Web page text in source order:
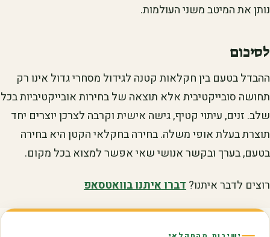
נותן את המיטב משני העולמות.
לסיכום
ההבדל בטעם בין חקלאות קטנה לגידול מסחרי גדול אינו רק
תחושה סובייקטיבית אלא תוצאה של בחירות אובייקטיביות בכל
שלב. זנים, עיתוי קטיף, גישה אישית וקרבה לצרכן יוצרים יחד
תוצרת בעלת אופי משלה. בחירה בחקלאי הקטן היא בחירה
בטעם, בערך ובקשר אנושי שאי אפשר למצוא בכל מקום.
רוצים לדבר איתנו?דברו איתנו בוואטסאפ